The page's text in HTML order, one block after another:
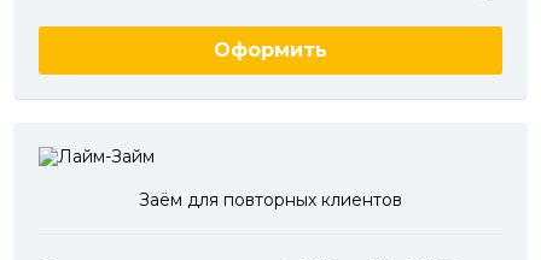
Оформить
Заём для повторных клиентов